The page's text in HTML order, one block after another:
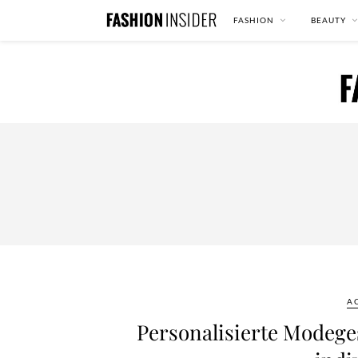
FASHION BEAUTY
Personalisierte